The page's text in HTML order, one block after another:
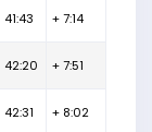
41:43 + 7:14
42:20 + 7:51
42:31 + 8:02